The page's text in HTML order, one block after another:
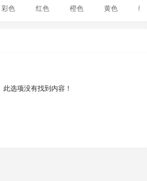
彩色 红色 橙色 黄色 绿
此选项没有找到内容！